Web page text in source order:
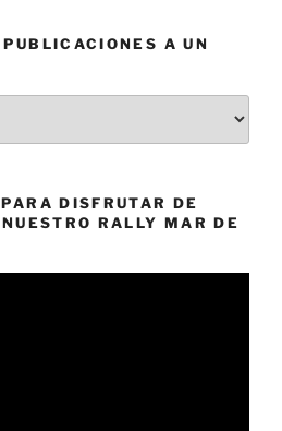
A UN
DISFRUTAR DE
RALLY MAR DE